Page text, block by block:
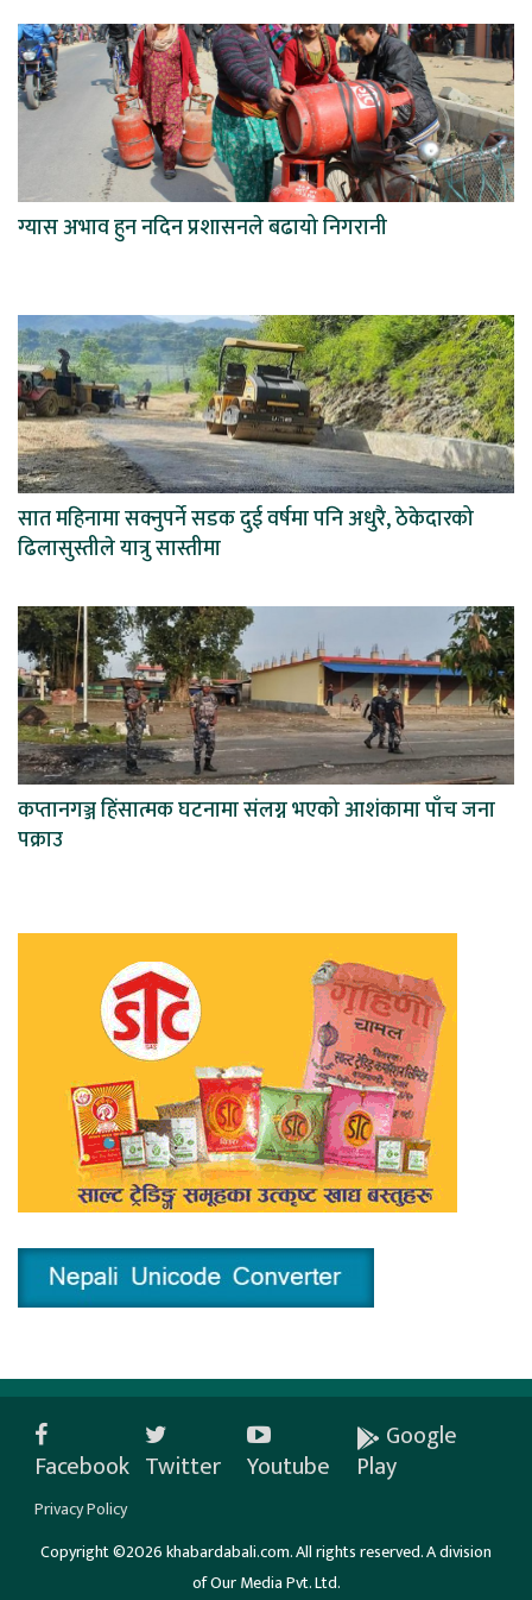
ग्यास अभाव हुन नदिन प्रशासनले बढायो निगरानी
सात महिनामा सक्नुपर्ने सडक दुई वर्षमा पनि अधुरै, ठेकेदारको
ढिलासुस्तीले यात्रु सास्तीमा
कप्तानगञ्ज हिंसात्मक घटनामा संलग्न भएको आशंकामा पाँच जना
पक्राउ
Facebook Twitter Youtube
Google
Play
Privacy Policy
Copyright ©2026 khabardabali.com. All rights reserved. A division
of Our Media Pvt. Ltd.